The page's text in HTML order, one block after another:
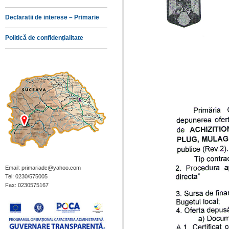
Declaratii de interese – Primarie
Politică de confidențialitate
Email: primariadc@yahoo.com
Tel: 0230/575005
Fax: 0230575167